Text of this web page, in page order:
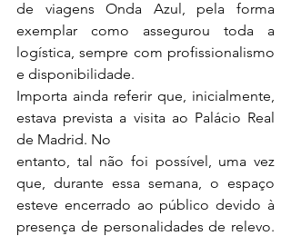
de viagens Onda Azul, pela forma
exemplar como assegurou toda a
logística, sempre com profissionalismo
e disponibilidade.
Importa ainda referir que, inicialmente,
estava prevista a visita ao Palácio Real
de Madrid. No
entanto, tal não foi possível, uma vez
que, durante essa semana, o espaço
esteve encerrado ao público devido à
presença de personalidades de relevo.